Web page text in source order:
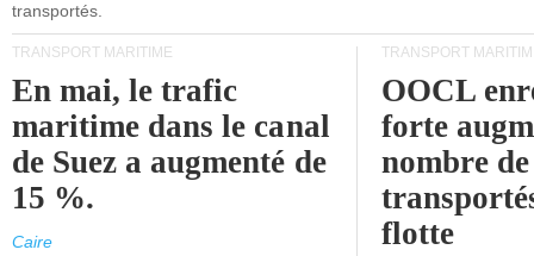
transportés.
TRANSPORT MARITIME
En mai, le trafic
maritime dans le canal
de Suez a augmenté de
15 %.
Caire
TRANSPORT
OOCL
forte
nombre
flotte